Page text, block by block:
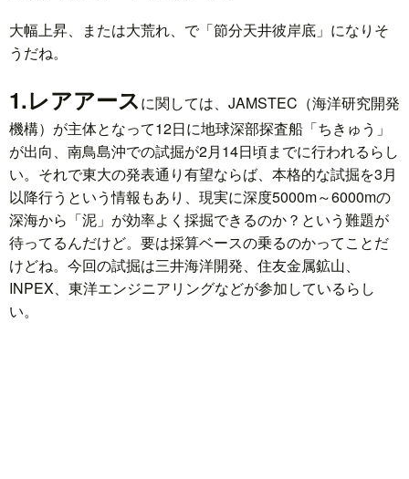
ツ
だ・
康
時
問
題
大幅上昇、または大荒れ、で「節分天井彼岸底」になりそ
うだね。
1.レアアースに関しては、JAMSTEC（海洋研究開発
機構）が主体となって12日に地球深部探査船「ちきゅう」
が出向、南鳥島沖での試掘が2月14日頃までに行われるらし
い。それで東大の発表通り有望ならば、本格的な試掘を3月
以降行うという情報もあり、現実に深度5000m～6000mの
深海から「泥」が効率よく採掘できるのか？という難題が
待ってるんだけど。要は採算ベースの乗るのかってことだ
けどね。今回の試掘は三井海洋開発、住友金属鉱山、
INPEX、東洋エンジニアリングなどが参加しているらし
い。